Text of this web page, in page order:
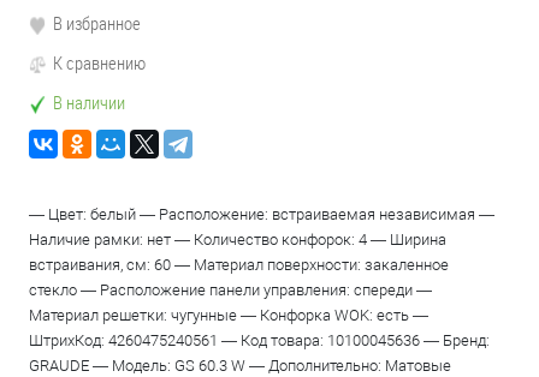
В избранное
К сравнению
В наличии
— Цвет: белый — Расположение: встраиваемая независимая —
Наличие рамки: нет — Количество конфорок: 4 — Ширина
встраивания, см: 60 — Материал поверхности: закаленное
стекло — Расположение панели управления: спереди —
Материал решетки: чугунные — Конфорка WOK: есть —
ШтрихКод: 4260475240561 — Код товара: 10100045636 — Бренд:
GRAUDE — Модель: GS 60.3 W — Дополнительно: Матовые